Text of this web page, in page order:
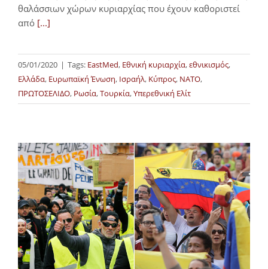
θαλάσσιων χώρων κυριαρχίας που έχουν καθοριστεί
από [...]
05/01/2020 | Tags: EastMed, Εθνική κυριαρχία,εθνικισμός,
Ελλάδα, Ευρωπαϊκή Ένωση, Ισραήλ, Κύπρος, ΝΑΤΟ,
ΠΡΩΤΟΣΕΛΙΔΟ, Ρωσία,Τουρκία,Υπερεθνική Ελίτ